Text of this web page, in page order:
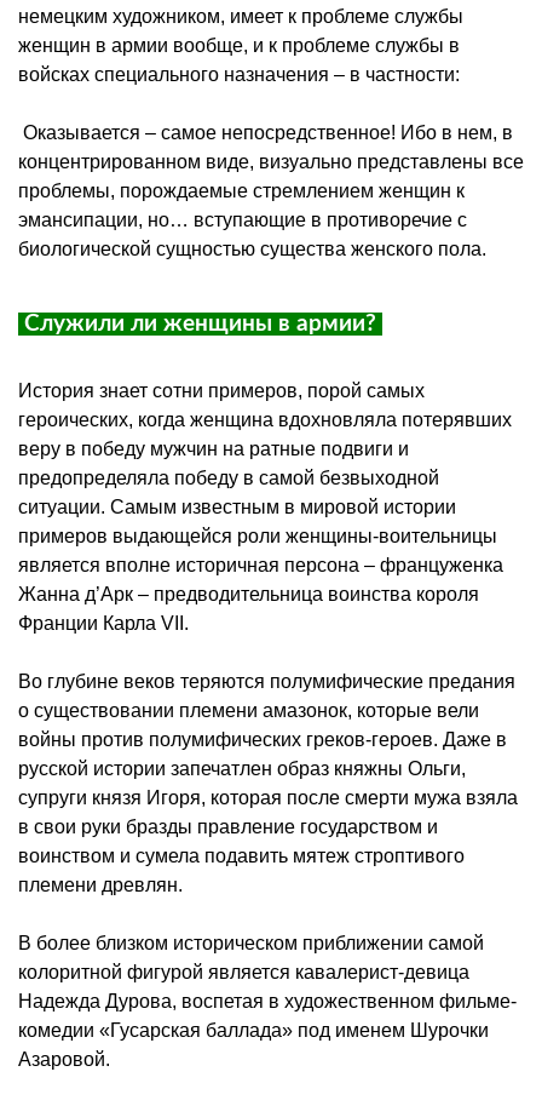
немецким художником, имеет к проблеме службы
женщин в армии вообще, и к проблеме службы в
войсках специального назначения – в частности:
Оказывается – самое непосредственное! Ибо в нем, в
концентрированном виде, визуально представлены все
проблемы, порождаемые стремлением женщин к
эмансипации, но… вступающие в противоречие с
биологической сущностью существа женского пола.
Служили ли женщины в армии?
История знает сотни примеров, порой самых
героических, когда женщина вдохновляла потерявших
веру в победу мужчин на ратные подвиги и
предопределяла победу в самой безвыходной
ситуации. Самым известным в мировой истории
примеров выдающейся роли женщины-воительницы
является вполне историчная персона – француженка
Жанна д’Арк – предводительница воинства короля
Франции Карла VII.
Во глубине веков теряются полумифические предания
о существовании племени амазонок, которые вели
войны против полумифических греков-героев. Даже в
русской истории запечатлен образ княжны Ольги,
супруги князя Игоря, которая после смерти мужа взяла
в свои руки бразды правление государством и
воинством и сумела подавить мятеж строптивого
племени древлян.
В более близком историческом приближении самой
колоритной фигурой является кавалерист-девица
Надежда Дурова, воспетая в художественном фильме-
комедии «Гусарская баллада» под именем Шурочки
Азаровой.